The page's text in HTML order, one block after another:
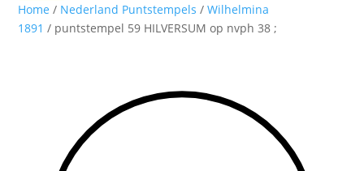
Home / Nederland Puntstempels /Wilhelmina
1891 / puntstempel 59 HILVERSUM op nvph 38 ;